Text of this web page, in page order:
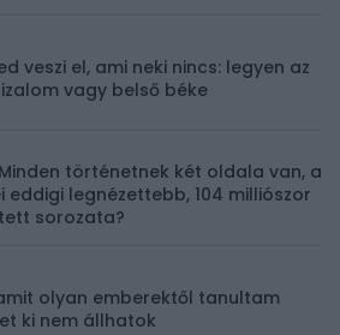
veszi el, ami neki nincs: legyen az
vagy belső béke
történetnek két oldala van, a
eddigi legnézettebb, 104 milliószor
sorozata?
olyan emberektől tanultam
ki nem állhatok